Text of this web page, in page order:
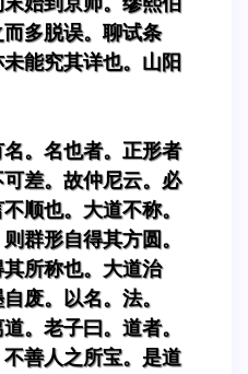
多脱误。聊试条
能究其详也。山阳
。名也者。正形者
差。故仲尼云。必
顺也。大道不称。
群形自得其方圆。
所称也。大道治
废。以名。法。
。老子曰。道者。
善人之所宝。是道